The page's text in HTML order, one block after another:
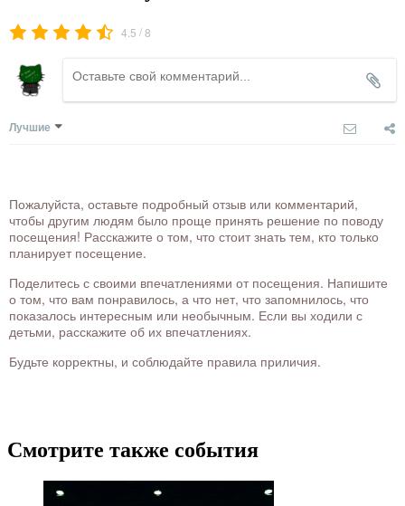
4.5 /8
Лучшие
Пожалуйста, оставьте подробный отзыв или комментарий,
чтобы другим людям было проще принять решение по поводу
посещения! Расскажите о том, что стоит знать тем, кто только
планирует посещение.
Поделитесь с своими впечатлениями от посещения. Напишите
о том, что вам понравилось, а что нет, что запомнилось, что
показалось интересным или необычным. Если вы ходили с
детьми, расскажите об их впечатлениях.
Будьте корректны, и соблюдайте правила приличия.
Смотрите также события